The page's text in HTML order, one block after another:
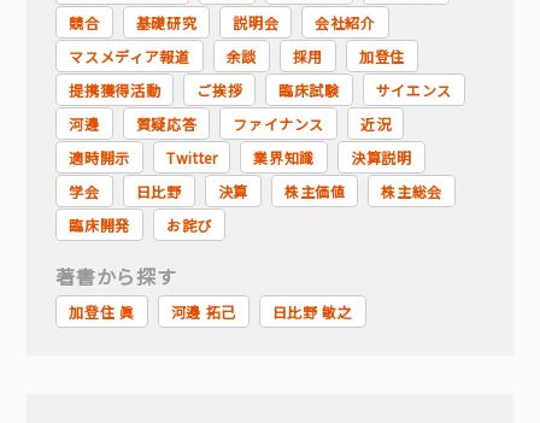
競合
基礎研究 説明会
会社紹介
マスメディア報道
余談 採用
加登住
提携獲得活動
ご挨拶 臨床試験
サイエンス
河邊
質疑応答 ファイナンス
近況
適時開示
Twitter 業界知識
決算説明
学会
日比野 決算 株主価値
株主総会
臨床開発
お詫び
著書から探す
加登住 眞 河邊 拓己 日比野 敏之